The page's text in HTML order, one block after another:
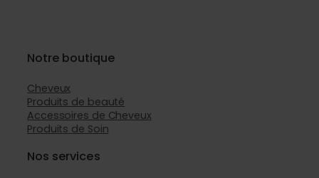
Notre boutique
Cheveux
Produits de beauté
Accessoires de Cheveux
Produits de Soin
Nos services